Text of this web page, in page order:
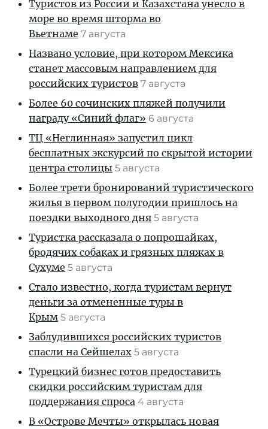
Туристов из России и Казахстана унесло в
море во время шторма во
Вьетнаме 7 августа
Названо условие, при котором Мексика
станет массовым направлением для
российских туристов 7 августа
Более 60 сочинских пляжей получили
награду «Синий флаг» 6 августа
ТЦ «Неглинная» запустил цикл
бесплатных экскурсий по скрытой истории
центра столицы 5 августа
Более трети бронирований туристического
жилья в первом полугодии пришлось на
поездки выходного дня 5 августа
Туристка рассказала о попрошайках,
бродячих собаках и грязных пляжах в
Сухуме 5 августа
Стало известно, когда туристам вернут
деньги за отмененные туры в
Крым 5 августа
Заблудившихся российских туристов
спасли на Сейшелах 5 августа
Турецкий бизнес готов предоставить
скидки российским туристам для
поддержания спроса 4 августа
В «Острове Мечты» открылась новая